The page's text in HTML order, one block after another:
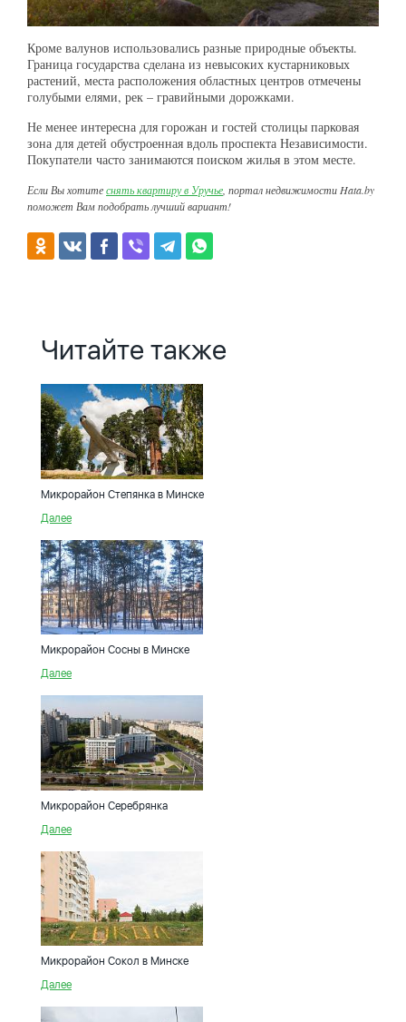
Кроме валунов использовались разные природные объекты.
Граница государства сделана из невысоких кустарниковых
растений, места расположения областных центров отмечены
голубыми елями, рек – гравийными дорожками.
Не менее интересна для горожан и гостей столицы парковая
зона для детей обустроенная вдоль проспекта Независимости.
Покупатели часто занимаются поиском жилья в этом месте.
Если Вы хотитеснять квартиру в Уручье, портал недвижимости Hata.by
поможет Вам подобрать лучший вариант!
Читайте также
Микрорайон Степянка в Минске
Далее
Микрорайон Сосны в Минске
Далее
Микрорайон Серебрянка
Далее
Микрорайон Сокол в Минске
Далее